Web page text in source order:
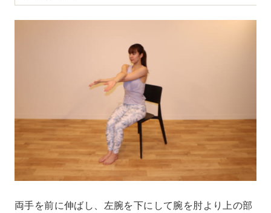
両手を前に伸ばし、左腕を下にして腕を肘より上の部